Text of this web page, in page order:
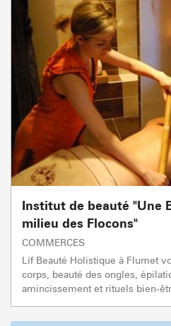
Institut de beauté "Une
milieu des Flocons"
COMMERCES
Líf Beauté Holistique à Flumet
corps, beauté des ongles,
amincissement et rituels bien-